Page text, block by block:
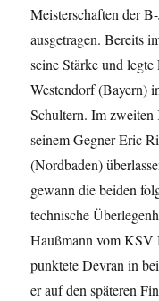
Meisterschaften der
ausgetragen. Bereits
seine Stärke und
Westendorf (Bayern)
Schultern. Im zweiten
seinem Gegner Eric
(Nordbaden)
gewann die beiden
technische
Haußmann vom
punktete Devran in
er auf den späteren